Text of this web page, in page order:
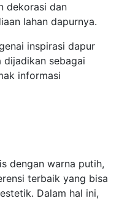
dekorasi dan
lahan dapurnya.
inspirasi dapur
dijadikan sebagai
informasi
dengan warna putih,
terbaik yang bisa
Dalam hal ini,